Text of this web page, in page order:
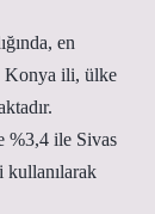
en
Konya ili, ülke
%3,4 ile Sivas